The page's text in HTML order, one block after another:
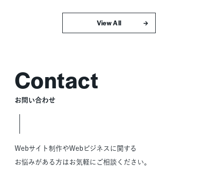
すべて表示
お問い合わせ
Webサイト制作やWebビジネスに関する
お悩みがある方はお気軽にご相談ください。